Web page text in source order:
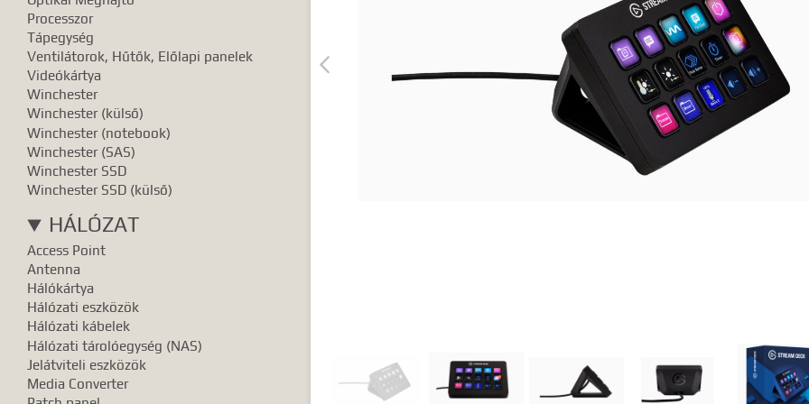
Pontos egyezéshez mindkét esetben használhatja az idézőjeleket:
Processzor
Tápegység
Ventilátorok, Hűtők, Előlapi panelek
Videókártya
Winchester
Winchester (külső)
Winchester (notebook)
Winchester (SAS)
Winchester SSD
Winchester SSD (külső)
HÁLÓZAT
Access Point
Antenna
Hálókártya
Hálózati eszközök
Hálózati kábelek
Hálózati tárolóegység (NAS)
Jelátviteli eszközök
Media Converter
